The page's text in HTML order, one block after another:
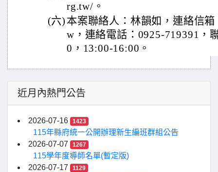
rg.tw/。
(六) 本案聯絡人：林韻如，連絡信
w，連絡電話：0925-719391，
0，13:00-16:00。
近月內熱門公告
2026-07-16 1423
115年縣府統一公開辦理新生編班群組公告
2026-07-07
1267
115學年度導師名單(暫定版)
2026-07-17
1129